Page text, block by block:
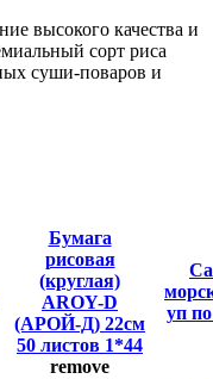
высокого качества и
сорт риса
суши-поваров и
Бумага
рисовая
(круглая)
AROY-D
(АРОЙ-Д) 22см
50 листов 1*44
remove
уп